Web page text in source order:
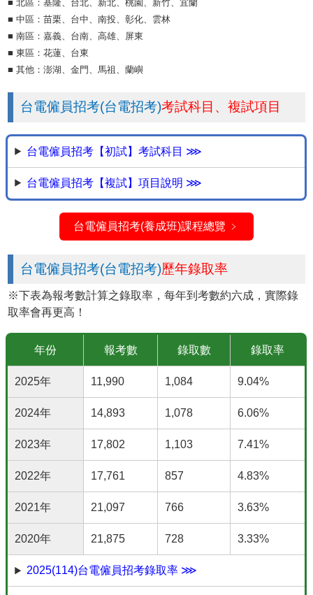
■ 北區：基隆、台北、新北、桃園、新竹、宜蘭
■ 中區：苗栗、台中、南投、彰化、雲林
■ 南區：嘉義、台南、高雄、屏東
■ 東區：花蓮、台東
■ 其他：澎湖、金門、馬祖、蘭嶼
台電僱員招考(台電招考)考試科目、複試項目
台電僱員招考【初試】考試科目 ⋙
台電僱員招考【複試】項目說明 ⋙
台電僱員招考(養成班)課程總覽 ﹥
台電僱員招考(台電招考)歷年錄取率
※下表為報考數計算之錄取率，每年到考數約六成，實際錄
取率會再更高！
年份 報考數 錄取數 錄取率
2025年 11,990 1,084 9.04%
2024年 14,893 1,078 6.06%
2023年 17,802 1,103 7.41%
2022年 17,761 857 4.83%
2021年 21,097 766 3.63%
2020年 21,875 728 3.33%
2025(114)台電僱員招考錄取率 ⋙